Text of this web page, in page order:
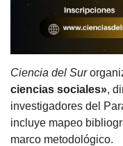
Ciencia del Sur
ciencias sociales»,
investigadores del
incluye mapeo
marco metodológico.